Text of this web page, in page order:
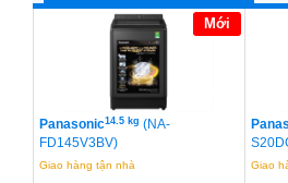
Mới
Panasonic14.5 kg (NA-
FD145V3BV)
Giao hàng tận nhà Giao